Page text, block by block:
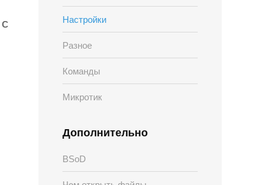
C
Настройки
Разное
Команды
Микротик
Дополнительно
BSoD